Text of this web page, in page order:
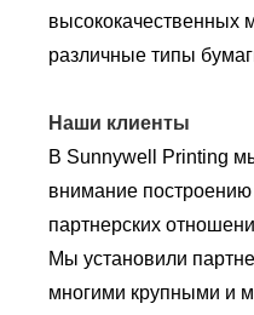
высококачественных
различные типы
Наши клиенты
В Sunnywell Printing
внимание
партнерских
Мы установили
многими крупными и